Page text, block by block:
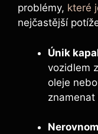
problémy, které
nejčastější
Únik
vozidlem
oleje